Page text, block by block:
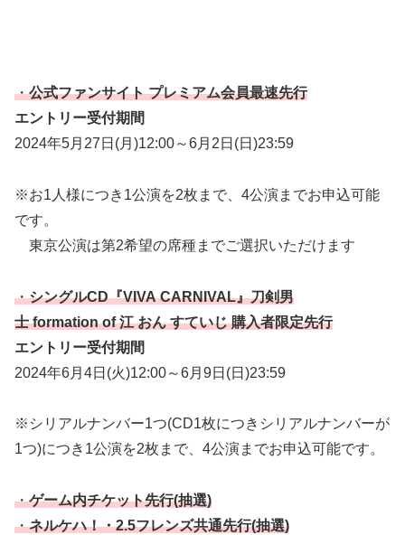
・公式ファンサイト プレミアム会員最速先行
エントリー受付期間
2024年5月27日(月)12:00～6月2日(日)23:59
※お1人様につき1公演を2枚まで、4公演までお申込可能
です。
東京公演は第2希望の席種までご選択いただけます
・シングルCD『VIVA CARNIVAL』刀剣男
士 formation of 江 おん すていじ 購入者限定先行
エントリー受付期間
2024年6月4日(火)12:00～6月9日(日)23:59
※シリアルナンバー1つ(CD1枚につきシリアルナンバーが
1つ)につき1公演を2枚まで、4公演までお申込可能です。
・ゲーム内チケット先行(抽選)
・ネルケハ！・2.5フレンズ共通先行(抽選)